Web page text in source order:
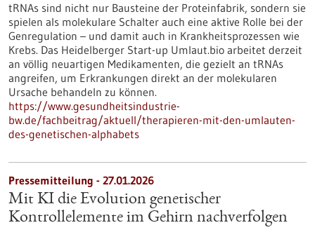
tRNAs sind nicht nur Bausteine der Proteinfabrik, sondern sie
spielen als molekulare Schalter auch eine aktive Rolle bei der
Genregulation – und damit auch in Krankheitsprozessen wie
Krebs. Das Heidelberger Start-up Umlaut.bio arbeitet derzeit
an völlig neuartigen Medikamenten, die gezielt an tRNAs
angreifen, um Erkrankungen direkt an der molekularen
Ursache behandeln zu können.
https://www.gesundheitsindustrie-
bw.de/fachbeitrag/aktuell/therapieren-mit-den-umlauten-
des-genetischen-alphabets
Pressemitteilung - 27.01.2026
Mit KI die Evolution genetischer
Kontrollelemente im Gehirn nachverfolgen